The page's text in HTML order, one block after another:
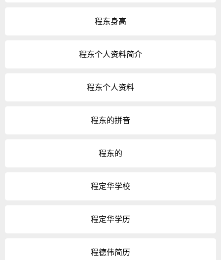
程东身高
程东个人资料简介
程东个人资料
程东的拼音
程东的
程定华学校
程定华学历
程德伟简历